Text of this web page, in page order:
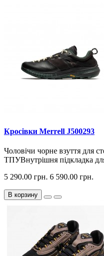
Кросiвки Merrell J500293
Чоловічи чорне взуття для
ТПУВнутрішня підкладка
5 290.00 грн. 6 590.00 грн.
В корзину